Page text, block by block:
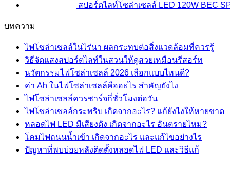
สปอร์ตไลท์โซล่าเซลล์ LED 120W BEC
บทความ
ไฟโซล่าเซลล์ในไร่นา ผลกระทบต่อสิ่งแวดล้อมที่ควรรู้
วิธีจัดแสงสปอร์ตไลท์ในสวนให้ดูสวยเหมือนรีสอร์ท
นวัตกรรมไฟโซล่าเซลล์ 2026 เลือกแบบไหนดี?
ค่า Ah ในไฟโซล่าเซลล์คืออะไร สำคัญยังไง
ไฟโซล่าเซลล์ควรชาร์จกี่ชั่วโมงต่อวัน
ไฟโซล่าเซลล์กระพริบ เกิดจากอะไร? แก้ยังไงให้หายขาด
หลอดไฟ LED มีเสียงดัง เกิดจากอะไร อันตรายไหม?
โคมไฟถนนน้ำเข้า เกิดจากอะไร และแก้ไขอย่างไร
ปัญหาที่พบบ่อยหลังติดตั้งหลอดไฟ LED และวิธีแก้